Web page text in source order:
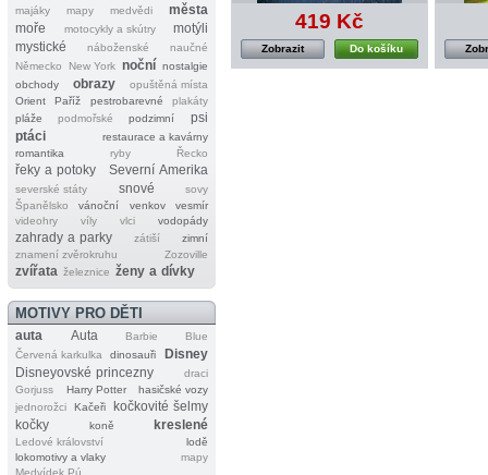
majáky
mapy medvědi
města
moře
motocykly a skútry
motýli
mystické
náboženské
naučné
Německo
New York noční nostalgie
obchody
obrazy
opuštěná místa
Orient
Paříž pestrobarevné
plakáty
pláže
podmořské podzimní
psi
ptáci
restaurace a kavárny
romantika
ryby Řecko
řeky a potoky Severní Amerika
severské státy snové
sovy
Španělsko
vánoční venkov
vesmír
videohry
víly vlci vodopády
zahrady a parky zátiší
zimní
znamení zvěrokruhu
Zozoville
zvířata železnice ženy a dívky
MOTIVY PRO DĚTI
auta Auta Barbie
Blue
Červená karkulka
dinosauři
Disney
Disneyovské princezny
draci
Gorjuss
Harry Potter
hasičské vozy
jednorožci
Kačeři
kočkovité šelmy
kočky
koně kreslené
Ledové království
lodě
lokomotivy a vlaky
mapy
Medvídek Pú
419 Kč
Do košíku
Zobrazit